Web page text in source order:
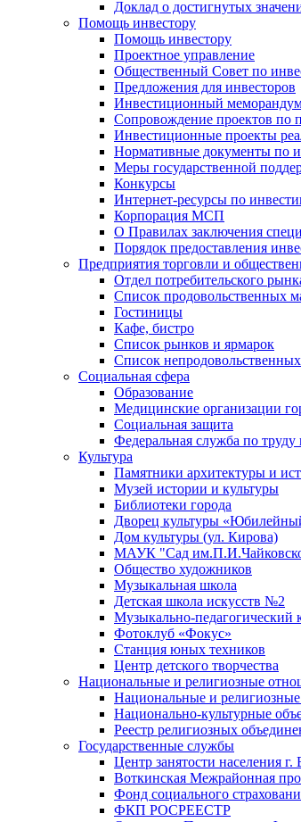
Доклад о достигнутых
Помощь инвестору
Помощь инвестору
Проектное управление
Общественный Совет по
Предложения для инвесторов
Инвестиционный
Сопровождение проектов по
Инвестиционные проекты
Нормативные документы по
Меры государственной
Конкурсы
Интернет-ресурсы по
Корпорация МСП
О Правилах заключения
Порядок предоставления
Предприятия торговли и
Отдел потребительского
Список продовольственных
Гостиницы
Кафе, бистро
Cписок рынков и ярмарок
Список
Социальная сфера
Образование
Медицинские организации
Социальная защита
Федеральная служба по труду
Культура
Памятники архитектуры и
Музей истории и культуры
Библиотеки города
Дворец культуры
Дом культуры (ул. Кирова)
МАУК "Сад
Общество художников
Музыкальная школа
Детская школа искусств №2
Музыкально-педагогический
Фотоклуб «Фокус»
Станция юных техников
Центр детского творчества
Национальные и религиозные
Национальные и
Национально-культурные
Реестр религиозных
Государственные службы
Центр занятости населения г.
Воткинская Межрайонная
Фонд социального
ФКП РОСРЕЕСТР